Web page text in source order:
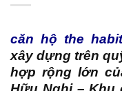
căn hộ the
xây dựng trên
hợp rộng lớn